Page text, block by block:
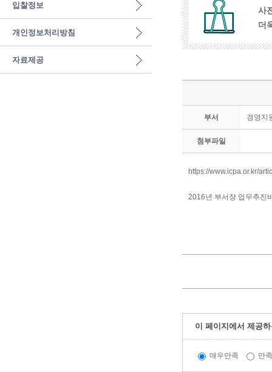
입찰정보
개인정보처리방침
자료제공
사
더
부서 경영지
첨부파일
https://www.icpa.or.kr/
2016년 부서장 업무추진
이 페이지에서 제공
매우만족 만족